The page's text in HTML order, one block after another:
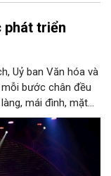
phát triển
Uỷ ban Văn hóa và
bước chân đều
mái đình, mặt
thủ công đều có
của dân tộc.
chỉ Hà Nội có
không gian ký